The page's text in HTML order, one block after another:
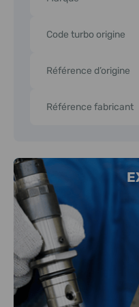
Code turbo origine
Référence d’origine
Référence fabricant